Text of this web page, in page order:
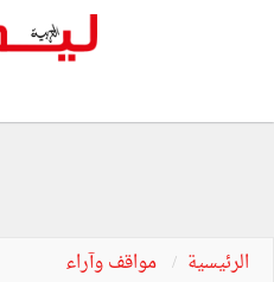
الرئيسية مواقف وآراء